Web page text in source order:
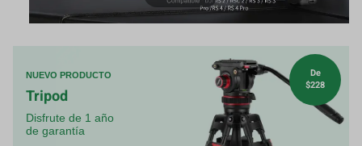
NUEVO PRODUCTO
Tripod
Disfrute de 1 año
de garantía
De
$228